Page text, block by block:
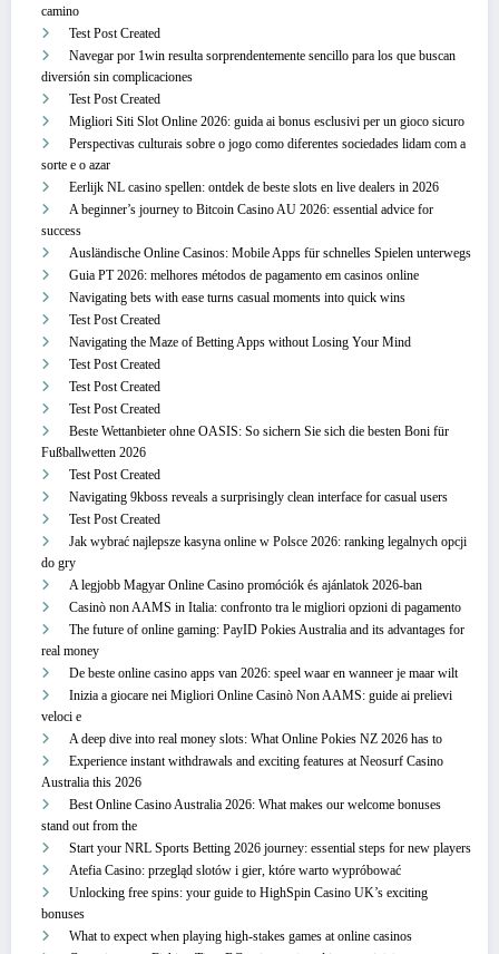
camino
Test Post Created
Navegar por 1win resulta sorprendentemente sencillo para los que buscan
diversión sin complicaciones
Test Post Created
Migliori Siti Slot Online 2026: guida ai bonus esclusivi per un gioco sicuro
Perspectivas culturais sobre o jogo como diferentes sociedades lidam com a
sorte e o azar
Eerlijk NL casino spellen: ontdek de beste slots en live dealers in 2026
A beginner’s journey to Bitcoin Casino AU 2026: essential advice for
success
Ausländische Online Casinos: Mobile Apps für schnelles Spielen unterwegs
Guia PT 2026: melhores métodos de pagamento em casinos online
Navigating bets with ease turns casual moments into quick wins
Test Post Created
Navigating the Maze of Betting Apps without Losing Your Mind
Test Post Created
Test Post Created
Test Post Created
Beste Wettanbieter ohne OASIS: So sichern Sie sich die besten Boni für
Fußballwetten 2026
Test Post Created
Navigating 9kboss reveals a surprisingly clean interface for casual users
Test Post Created
Jak wybrać najlepsze kasyna online w Polsce 2026: ranking legalnych opcji
do gry
A legjobb Magyar Online Casino promóciók és ajánlatok 2026-ban
Casinò non AAMS in Italia: confronto tra le migliori opzioni di pagamento
The future of online gaming: PayID Pokies Australia and its advantages for
real money
De beste online casino apps van 2026: speel waar en wanneer je maar wilt
Inizia a giocare nei Migliori Online Casinò Non AAMS: guide ai prelievi
veloci e
A deep dive into real money slots: What Online Pokies NZ 2026 has to
Experience instant withdrawals and exciting features at Neosurf Casino
Australia this 2026
Best Online Casino Australia 2026: What makes our welcome bonuses
stand out from the
Start your NRL Sports Betting 2026 journey: essential steps for new players
Atefia Casino: przegląd slotów i gier, które warto wypróbować
Unlocking free spins: your guide to HighSpin Casino UK’s exciting
bonuses
What to expect when playing high-stakes games at online casinos